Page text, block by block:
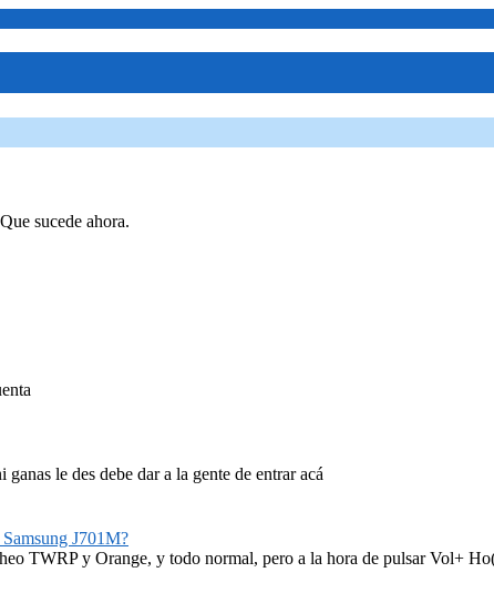
sucede ahora.
le des debe dar a la gente de entrar acá
J701M?
TWRP y Orange, y todo normal, pero a la hora de pulsar Vol+